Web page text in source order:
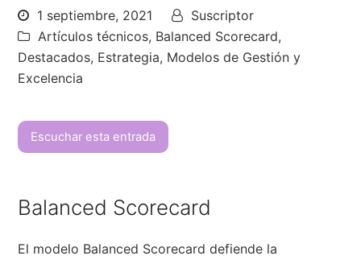
1 septiembre, 2021
Suscriptor
Artículos técnicos, Balanced Scorecard,
Destacados, Estrategia, Modelos de Gestión y
Excelencia
Escuchar esta entrada
Balanced Scorecard
El modelo Balanced Scorecard defiende la